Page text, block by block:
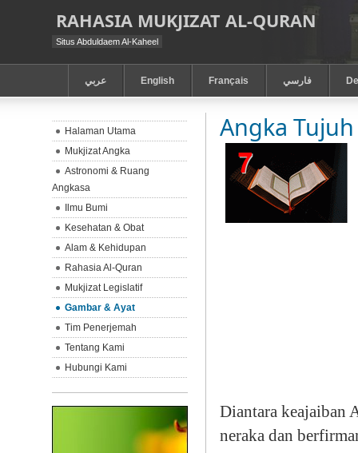
RAHASIA MUKJIZAT AL-QURAN
Situs Abduldaem Al-Kaheel
عربي English Français فارسي
Angka Tujuh
Diantara keajaiban
neraka dan
Halaman Utama
Mukjizat Angka
Astronomi & Ruang
Angkasa
Ilmu Bumi
Kesehatan & Obat
Alam & Kehidupan
Rahasia Al-Quran
Mukjizat Legislatif
Gambar & Ayat
Tim Penerjemah
Tentang Kami
Hubungi Kami